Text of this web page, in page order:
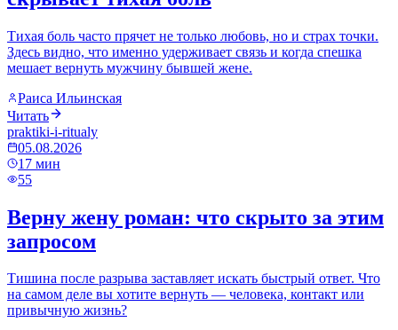
Тихая боль часто прячет не только любовь, но и страх точки.
Здесь видно, что именно удерживает связь и когда спешка
мешает вернуть мужчину бывшей жене.
Раиса Ильинская
Читать
praktiki-i-ritualy
05.08.2026
17 мин
55
Верну жену роман: что скрыто за этим
запросом
Тишина после разрыва заставляет искать быстрый ответ. Что
на самом деле вы хотите вернуть — человека, контакт или
привычную жизнь?